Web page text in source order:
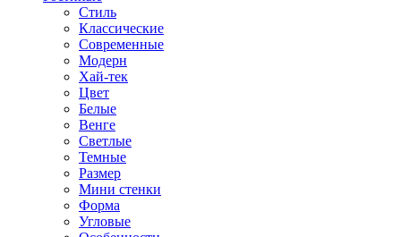
Стиль
Классические
Современные
Модерн
Хай-тек
Цвет
Белые
Венге
Светлые
Темные
Размер
Мини стенки
Форма
Угловые